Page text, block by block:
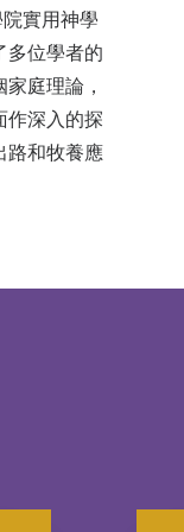
實用神學
多位學者的
庭理論，
作深入的探
路和牧養應